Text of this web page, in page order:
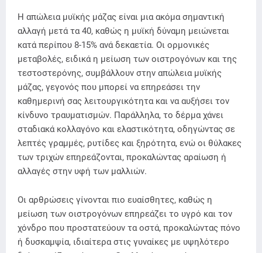
Η απώλεια μυϊκής μάζας είναι μια ακόμα σημαντική
αλλαγή μετά τα 40, καθώς η μυϊκή δύναμη μειώνεται
κατά περίπου 8-15% ανά δεκαετία. Οι ορμονικές
μεταβολές, ειδικά η μείωση των οιστρογόνων και της
τεστοστερόνης, συμβάλλουν στην απώλεια μυϊκής
μάζας, γεγονός που μπορεί να επηρεάσει την
καθημερινή σας λειτουργικότητα και να αυξήσει τον
κίνδυνο τραυματισμών. Παράλληλα, το δέρμα χάνει
σταδιακά κολλαγόνο και ελαστικότητα, οδηγώντας σε
λεπτές γραμμές, ρυτίδες και ξηρότητα, ενώ οι θύλακες
των τριχών επηρεάζονται, προκαλώντας αραίωση ή
αλλαγές στην υφή των μαλλιών.
Οι αρθρώσεις γίνονται πιο ευαίσθητες, καθώς η
μείωση των οιστρογόνων επηρεάζει το υγρό και τον
χόνδρο που προστατεύουν τα οστά, προκαλώντας πόνο
ή δυσκαμψία, ιδιαίτερα στις γυναίκες με υψηλότερο